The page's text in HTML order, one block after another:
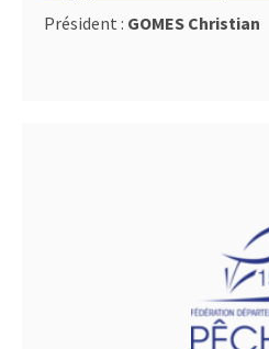
Président : GOMES Christian